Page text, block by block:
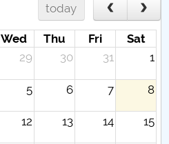
today
Wed Thu Fri
Sat
29 30 31 1
5 6 7 8
12 13 14 15